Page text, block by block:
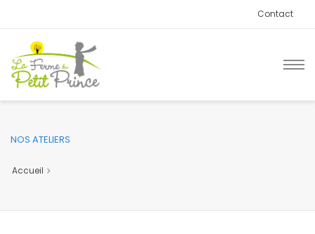
Contact
NOS ATELIERS
Accueil